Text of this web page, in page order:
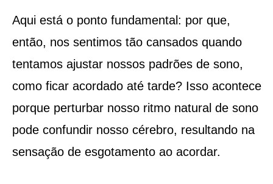
Aqui está o ponto fundamental: por que,
então, nos sentimos tão cansados quando
tentamos ajustar nossos padrões de sono,
como ficar acordado até tarde? Isso acontece
porque perturbar nosso ritmo natural de sono
pode confundir nosso cérebro, resultando na
sensação de esgotamento ao acordar.